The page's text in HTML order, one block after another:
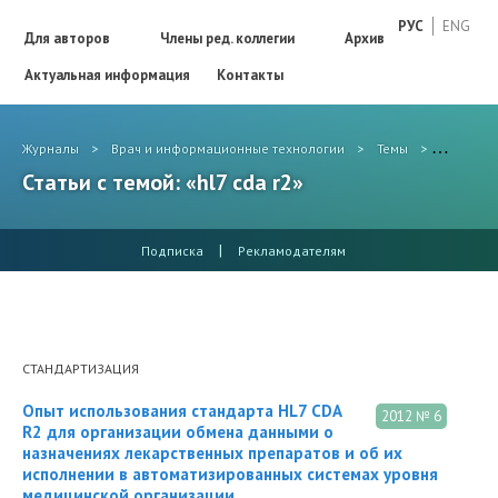
РУС ENG
Для авторов Члены ред. коллегии
Архив
Актуальная информация
Контакты
Журналы > Врач и информационные технологии > Темы > hl7 cda
Статьи с темой: «hl7 cda r2»
Подписка | Рекламодателям
СТАНДАРТИЗАЦИЯ
2012 № 6
Опыт использования стандарта HL7 CDA
R2 для организации обмена данными о
назначениях лекарственных препаратов и об их
исполнении в автоматизированных системах уровня